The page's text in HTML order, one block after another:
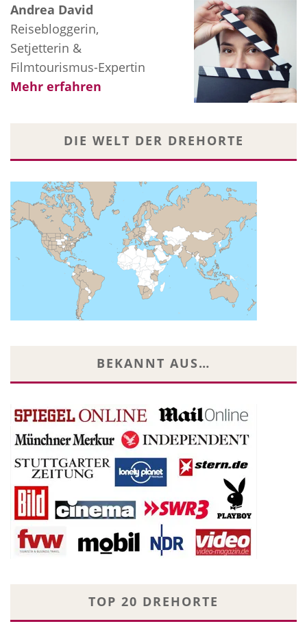
Andrea David
Reisebloggerin,
Setjetterin &
Filmtourismus-Expertin
Mehr erfahren
DIE WELT DER DREHORTE
BEKANNT AUS…
TOP 20 DREHORTE